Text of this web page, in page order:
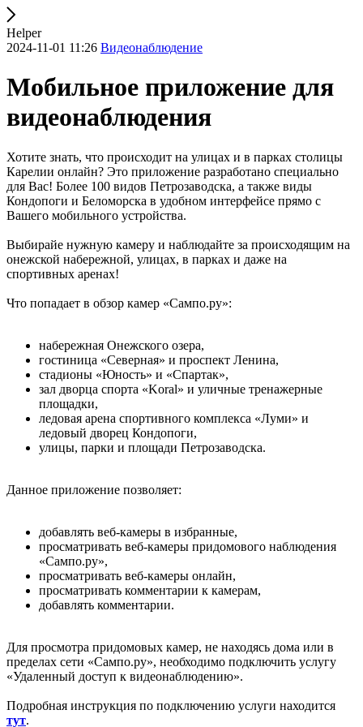
Helper
2024-11-01 11:26 Видеонаблюдение
Мобильное приложение для
видеонаблюдения
Хотите знать, что происходит на улицах и в парках столицы
Карелии онлайн? Это приложение разработано специально
для Вас! Более 100 видов Петрозаводска, а также виды
Кондопоги и Беломорска в удобном интерфейсе прямо с
Вашего мобильного устройства.
Выбирайе нужную камеру и наблюдайте за происходящим на
онежской набережной, улицах, в парках и даже на
спортивных аренах!
Что попадает в обзор камер «Сампо.ру»:
набережная Онежского озера,
гостиница «Северная» и проспект Ленина,
стадионы «Юность» и «Спартак»,
зал дворца спорта «Koral» и уличные тренажерные
площадки,
ледовая арена спортивного комплекса «Луми» и
ледовый дворец Кондопоги,
улицы, парки и площади Петрозаводска.
Данное приложение позволяет:
добавлять веб-камеры в избранные,
просматривать веб-камеры придомового наблюдения
«Сампо.ру»,
просматривать веб-камеры онлайн,
просматривать комментарии к камерам,
добавлять комментарии.
Для просмотра придомовых камер, не находясь дома или в
пределах сети «Сампо.ру», необходимо подключить услугу
«Удаленный доступ к видеонаблюдению».
Подробная инструкция по подключению услуги находится
тут.